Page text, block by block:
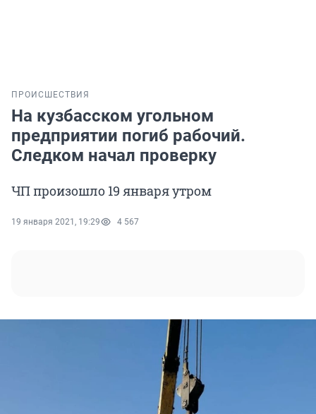
ПРОИСШЕСТВИЯ
На кузбасском угольном
предприятии погиб рабочий.
Следком начал проверку
ЧП произошло 19 января утром
19 января 2021, 19:29 4 567